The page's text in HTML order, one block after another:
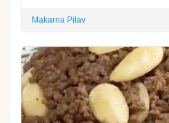
Makarna Pilav